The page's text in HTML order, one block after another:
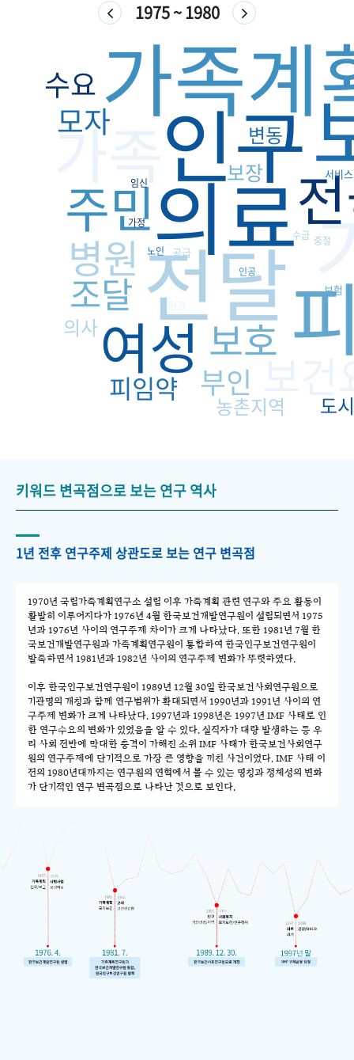
1975 ~ 1980
인구
의료
전달
가족계
가족
여성
주민
보건
병원
보호
조달
모자
수요
부인
피임약
보장
변동
도시
농촌지역
의사
서비스
공급
보험
가정
노인
수급
임신
인공
중절
키워드 변곡점으로 보는 연구 역사
1년 전후 연구주제 상관도로 보는 연구 변곡점
1970년 국립가족계획연구소 설립 이후 가족계획 관련 연구와 주요 활동이
활발히 이루어지다가 1976년 4월 한국보건개발연구원이 설립되면서 1975
년과 1976년 사이의 연구주제 차이가 크게 나타났다. 또한 1981년 7월 한
국보건개발연구원과 가족계획연구원이 통합하여 한국인구보건연구원이
발족하면서 1981년과 1982년 사이의 연구주제 변화가 뚜렷하였다.
이후 한국인구보건연구원이 1989년 12월 30일 한국보건사회연구원으로
기관명의 개칭과 함께 연구범위가 확대되면서 1990년과 1991년 사이의 연
구주제 변화가 크게 나타났다. 1997년과 1998년은 1997년 IMF 사태로 인
한 연구수요의 변화가 있었음을 알 수 있다. 실직자가 대량 발생하는 등 우
리 사회 전반에 막대한 충격이 가해진 소위 IMF 사태가 한국보건사회연구
원의 연구주제에 단기적으로 가장 큰 영향을 끼친 사건이었다. IMF 사태 이
전의 1980년대까지는 연구원의 연혁에서 볼 수 있는 명칭과 정체성의 변화
가 단기적인 연구 변곡점으로 나타난 것으로 보인다.